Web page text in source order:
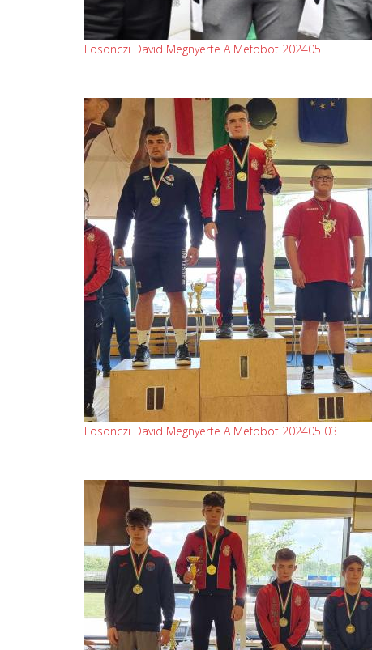
Losonczi David Megnyerte A Mefobot 202405
Losonczi David Megnyerte A Mefobot 202405 03